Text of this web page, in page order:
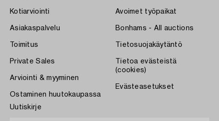
Kotiarviointi
Asiakaspalvelu
Toimitus
Private Sales
Arviointi & myyminen
Ostaminen huutokaupassa
Avoimet työpaikat
Bonhams - All auctions
Tietosuojakäytäntö
Tietoa evästeistä
(cookies)
Evästeasetukset
Uutiskirje